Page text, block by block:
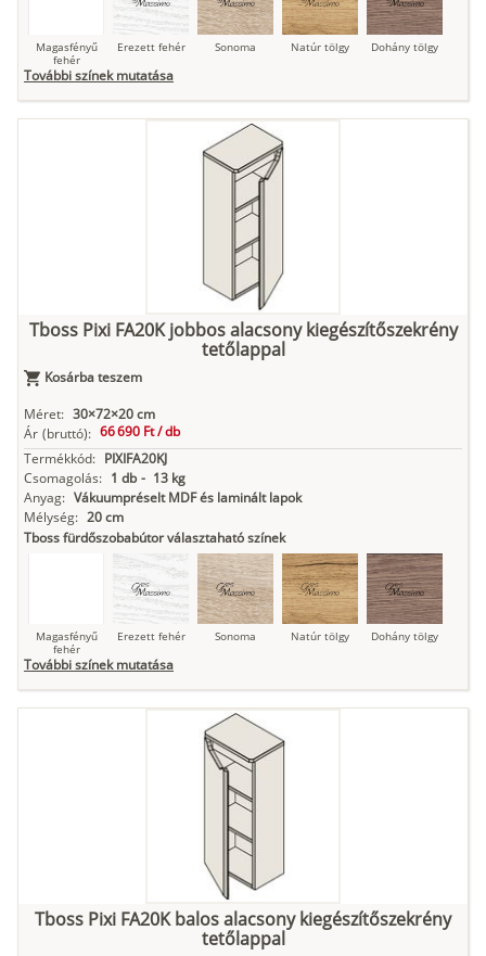
Magasfényű
fehér
Erezett fehér Sonoma Natúr tölgy Dohány tölgy
Loft beton
Nádzöld
További színek mutatása
Tboss Pixi FA20K jobbos alacsony kiegészítőszekrény
tetőlappal
Kosárba teszem
Méret: 30×72×20 cm
Ár (bruttó): 66 690 Ft /db
Termékkód: PIXIFA20KJ
Csomagolás: 1 db - 13 kg
Anyag: Vákuumpréselt MDF és laminált lapok
Mélység: 20 cm
Tboss fürdőszobabútor választaható színek
Magasfényű
fehér
Erezett fehér Sonoma Natúr tölgy Dohány tölgy
Loft beton
Nádzöld
További színek mutatása
Tboss Pixi FA20K balos alacsony kiegészítőszekrény
tetőlappal